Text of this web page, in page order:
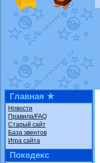
Главная ★
Новости
Правила/FAQ
Старый сайт
База эвентов
Игра сайта
Покедекс